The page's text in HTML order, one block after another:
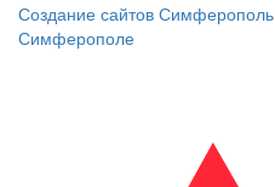
Создание сайтов Симферополь
Симферополе